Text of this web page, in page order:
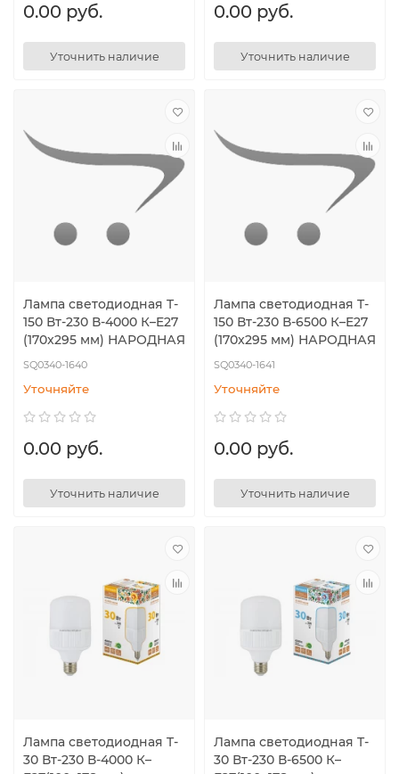
0.00 руб.
Уточнить наличие
0.00 руб.
Уточнить наличие
Лампа светодиодная T-
150 Вт-230 В-4000 К–E27
(170x295 мм) НАРОДНАЯ
SQ0340-1640
Уточняйте
0.00 руб.
Уточнить наличие
Лампа светодиодная T-
150 Вт-230 В-6500 К–E27
(170x295 мм) НАРОДНАЯ
SQ0340-1641
Уточняйте
0.00 руб.
Уточнить наличие
Лампа светодиодная T-
30 Вт-230 В-4000 К–
Лампа светодиодная T-
30 Вт-230 В-6500 К–